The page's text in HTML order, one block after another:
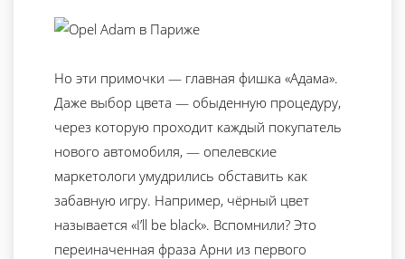
Но эти примочки — главная фишка «Адама».
Даже выбор цвета — обыденную процедуру,
через которую проходит каждый покупатель
нового автомобиля, — опелевские
маркетологи умудрились обставить как
забавную игру. Например, чёрный цвет
называется «I’ll be black». Вспомнили? Это
переиначенная фраза Арни из первого